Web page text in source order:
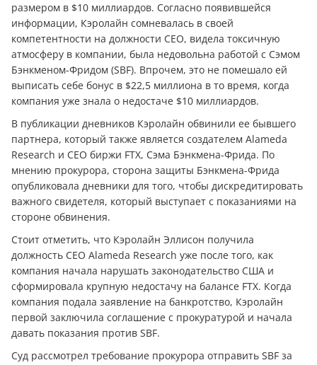
размером в $10 миллиардов. Согласно появившейся
информации, Кэролайн сомневалась в своей
компетентности на должности CEO, видела токсичную
атмосферу в компании, была недовольна работой с Сэмом
Бэнкменом-Фридом (SBF). Впрочем, это не помешало ей
выписать себе бонус в $22,5 миллиона в то время, когда
компания уже знала о недостаче $10 миллиардов.
В публикации дневников Кэролайн обвинили ее бывшего
партнера, который также является создателем Alameda
Research и CEO биржи FTX, Сэма Бэнкмена-Фрида. По
мнению прокурора, сторона защиты Бэнкмена-Фрида
опубликовала дневники для того, чтобы дискредитировать
важного свидетеля, который выступает с показаниями на
стороне обвинения.
Стоит отметить, что Кэролайн Эллисон получила
должность CEO Alameda Research уже после того, как
компания начала нарушать законодательство США и
сформировала крупную недостачу на балансе FTX. Когда
компания подала заявление на банкротство, Кэролайн
первой заключила соглашение с прокуратурой и начала
давать показания против SBF.
Суд рассмотрел требование прокурора отправить SBF за